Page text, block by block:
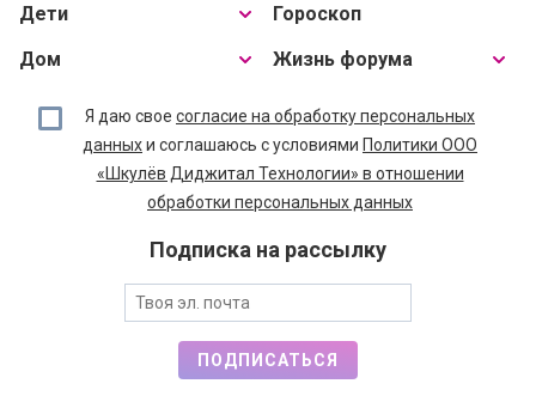
Дети
Дом
Гороскоп
Жизнь форума
Я даю свое согласие на обработку персональных
данныхи соглашаюсь с условиями Политики ООО
«Шкулёв Диджитал Технологии» в отношении
обработки персональных данных
Подписка на рассылку
ПОДПИСАТЬСЯ